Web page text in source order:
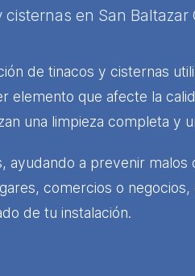
en San Baltazar
de tinacos y cisternas
elemento que afecte la
una limpieza completa y
a prevenir malos
comercios o
de tu instalación.